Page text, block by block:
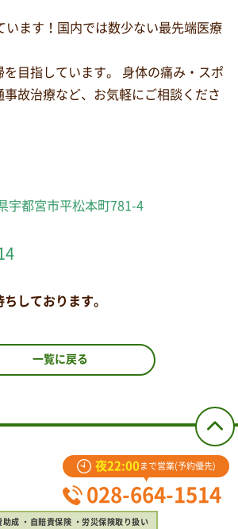
います！国内では数少ない最先端医療
目指しています。 身体の痛み・スポ
事故治療など、お気軽にご相談くださ
都宮市平松本町781-4
しております。
一覧に戻る
夜22:00 まで営業(予約優先)
028-664-1514
助成 自賠責保険 労災保険取り扱い